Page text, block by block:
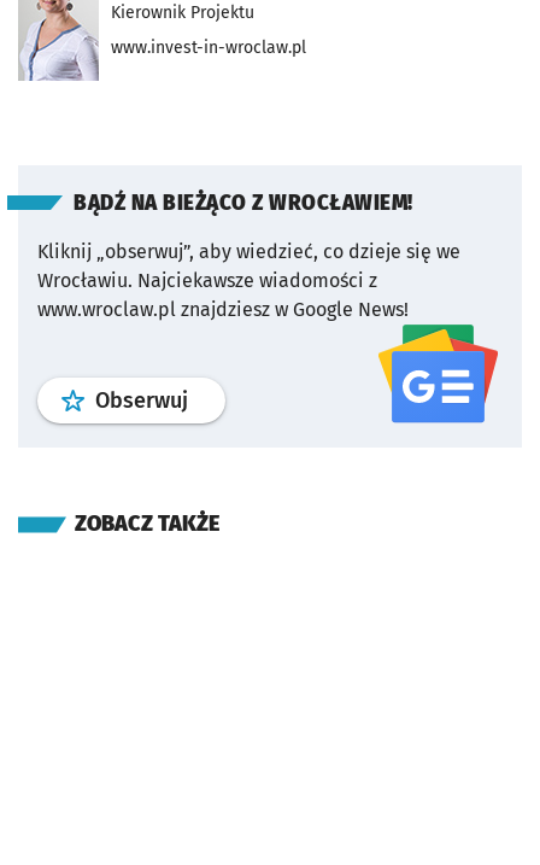
Kierownik Projektu
www.invest-in-wroclaw.pl
BĄDŹ NA BIEŻĄCO Z WROCŁAWIEM!
Kliknij „obserwuj”, aby wiedzieć, co dzieje się we
Wrocławiu. Najciekawsze wiadomości z
www.wroclaw.pl znajdziesz w Google News!
Obserwuj profil serwisu
ZOBACZ TAKŻE